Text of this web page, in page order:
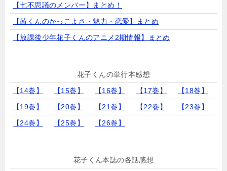
【七不思議のメンバー】まとめ！
【茜くんのかっこよさ・魅力・恋愛】まとめ
【放課後少年花子くんのアニメ2期情報】まとめ
花子くんの単行本感想
【14巻】
【15巻】 【16巻】 【17巻】
【18巻】
【19巻】
【20巻】 【21巻】 【22巻】
【23巻】
【24巻】
【25巻】 【26巻】
花子くん本誌の各話感想